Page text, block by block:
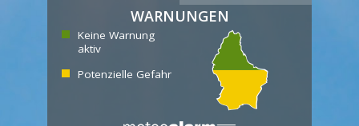
WARNUNGEN
Keine Warnung
aktiv
Potenzielle Gefahr